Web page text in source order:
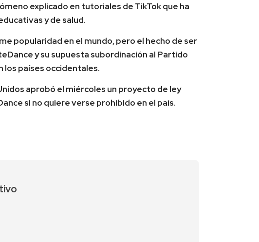
explicado en tutoriales de TikTok que ha
y de salud.
popularidad en el mundo, pero el hecho de ser
y su supuesta subordinación al Partido
los países occidentales.
aprobó el miércoles un proyecto de ley
si no quiere verse prohibido en el país.